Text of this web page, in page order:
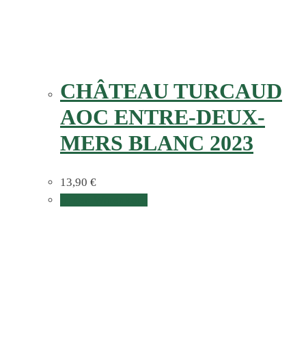
CHÂTEAU TURCAUD
AOC ENTRE-DEUX-
MERS BLANC 2023
13,90 €